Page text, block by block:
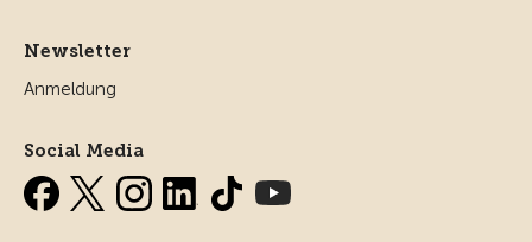
Newsletter
Anmeldung
Social Media